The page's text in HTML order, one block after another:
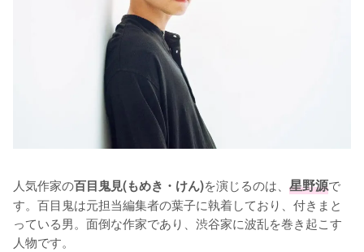
人気作家の百目鬼見(もめき・けん)を演じるのは、 星野源で
す。百目鬼は元担当編集者の葉子に執着しており、付きまと
っている男。面倒な作家であり、渋谷家に波乱を巻き起こす
人物です。